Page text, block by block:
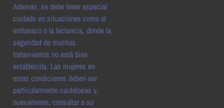
Además, se debe tener especial
cuidado en situaciones como el
embarazo o la lactancia, donde la
seguridad de muchos
tratamientos no está bien
establecida. Las mujeres en
estas condiciones deben ser
particularmente cautelosas y,
nuevamente, consultar a su